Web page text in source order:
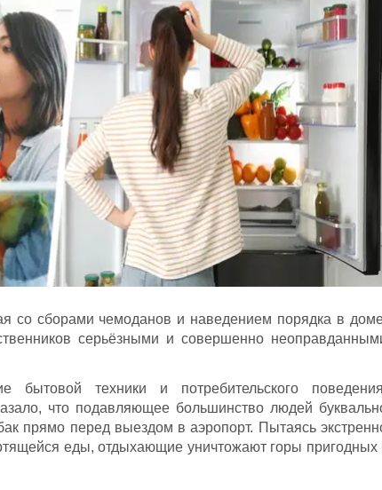
со сборами чемоданов и наведением порядка в
серьёзными и совершенно
бытовой техники и потребительского
что подавляющее большинство людей
прямо перед выездом в аэропорт. Пытаясь
еды, отдыхающие уничтожают горы пригодных